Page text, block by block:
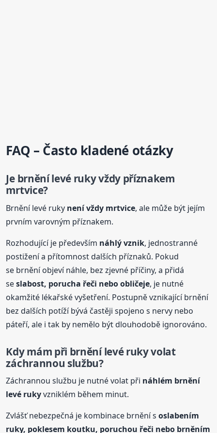
FAQ – Často kladené otázky
Je brnění levé ruky vždy příznakem
mrtvice?
Brnění levé ruky není vždy mrtvice, ale může být jejím
prvním varovným příznakem.
Rozhodující je především náhlý vznik, jednostranné
postižení a přítomnost dalších příznaků. Pokud
se brnění objeví náhle, bez zjevné příčiny, a přidá
seslabost, porucha řeči nebo obličeje, je nutné
okamžité lékařské vyšetření. Postupně vznikající brnění
bez dalších potíží bývá častěji spojeno s nervy nebo
páteří, ale i tak by nemělo být dlouhodobě ignorováno.
Kdy mám při brnění levé ruky volat
záchrannou službu?
Záchrannou službu je nutné volat při náhlém brnění
levé rukyvzniklém během minut.
Zvlášť nebezpečná je kombinace brnění soslabením
ruky, poklesem koutku, poruchou řeči nebo brněním